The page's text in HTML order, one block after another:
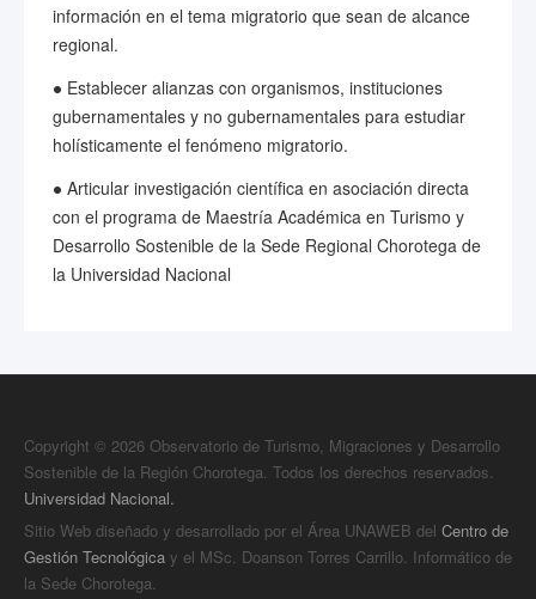
información en el tema migratorio que sean de alcance
regional.
● Establecer alianzas con organismos, instituciones
gubernamentales y no gubernamentales para estudiar
holísticamente el fenómeno migratorio.
● Articular investigación científica en asociación directa
con el programa de Maestría Académica en Turismo y
Desarrollo Sostenible de la Sede Regional Chorotega de
la Universidad Nacional
Copyright © 2026 Observatorio de Turismo, Migraciones y Desarrollo
Sostenible de la Región Chorotega. Todos los derechos reservados.
Universidad Nacional.
Sitio Web diseñado y desarrollado por el Área UNAWEB del Centro de
Gestión Tecnológica y el MSc. Doanson Torres Carrillo. Informático de
la Sede Chorotega.